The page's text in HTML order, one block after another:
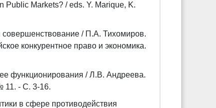
Public Markets? / eds. Y. Marique, K.
совершенствование / П.А. Тихомиров.
конкурентное право и экономика.
функционирования / Л.В. Андреева.
11. - С. 3-16.
в сфере противодействия